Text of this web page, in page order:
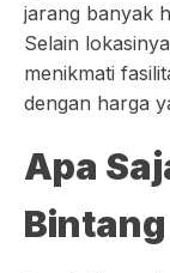
jarang banyak
Selain
menikmati
dengan harga
Apa